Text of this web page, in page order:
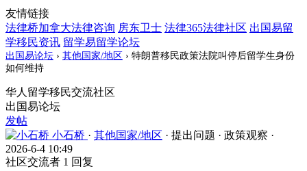
友情链接
法律桥加拿大法律咨询 房东卫士 法律365法律社区 出国易留
学移民资讯 留学易留学论坛
出国易论坛 › 其他国家/地区 › 特朗普移民政策法院叫停后留学生身份
如何维持
华人留学移民交流社区
出国易论坛
发帖
小石桥 · 其他国家/地区 · 提出问题 · 政策观察 ·
2026-6-4 10:49
社区交流者 1 回复